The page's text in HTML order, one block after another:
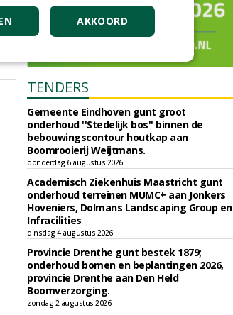
TENDERS
Gemeente Eindhoven gunt groot
onderhoud ''Stedelijk bos'' binnen de
bebouwingscontour houtkap aan
Boomrooierij Weijtmans.
donderdag 6 augustus 2026
Academisch Ziekenhuis Maastricht gunt
onderhoud terreinen MUMC+ aan Jonkers
Hoveniers, Dolmans Landscaping Group en
Infracilities
dinsdag 4 augustus 2026
Provincie Drenthe gunt bestek 1879;
onderhoud bomen en beplantingen 2026,
provincie Drenthe aan Den Held
Boomverzorging.
zondag 2 augustus 2026
AKKOORD